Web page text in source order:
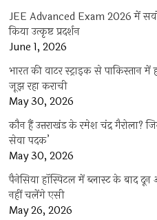
JEE Advanced Exam 2026 में
किया उत्कृष्ट प्रदर्शन
June 1, 2026
भारत की वाटर स्ट्राइक से पाकिस्तान
जूझ रहा कराची
May 30, 2026
कौन हैं उत्तराखंड के रमेश चंद्र गैरोला?
सेवा पदक’
May 30, 2026
पैनेसिया हॉस्पिटल में ब्लास्ट के बाद
नहीं चलेंगे एसी
May 26, 2026